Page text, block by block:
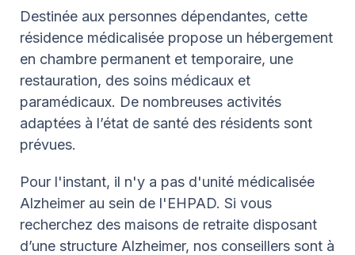
Destinée aux personnes dépendantes, cette
résidence médicalisée propose un hébergement
en chambre permanent et temporaire, une
restauration, des soins médicaux et
paramédicaux. De nombreuses activités
adaptées à l’état de santé des résidents sont
prévues.
Pour l'instant, il n'y a pas d'unité médicalisée
Alzheimer au sein de l'EHPAD. Si vous
recherchez des maisons de retraite disposant
d’une structure Alzheimer, nos conseillers sont à